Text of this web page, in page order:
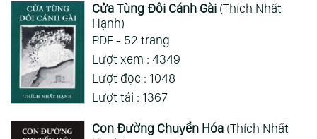
ai hỏi 123
Wed 05/08/2026
Mong 1 ngày shop ra 2 chap
Xem Thêm
Cửa Tùng Đôi Cánh Gài(Thích Nhất
Hạnh)
PDF - 52 trang
Lượt xem : 4349
Lượt đọc : 1048
Lượt tải : 1367
Con Đường Chuyển Hóa(Thích Nhất